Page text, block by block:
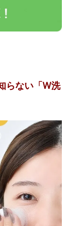
らない「W洗